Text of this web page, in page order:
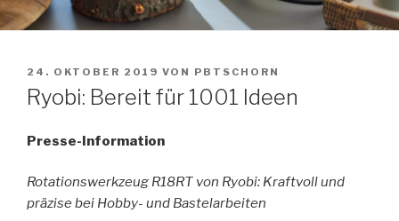
VERÖFFENTLICHT
AM
24. OKTOBER 2019 VON PBTSCHORN
Ryobi: Bereit für 1001 Ideen
Presse-Information
Rotationswerkzeug R18RT von Ryobi: Kraftvoll und
präzise bei Hobby- und Bastelarbeiten